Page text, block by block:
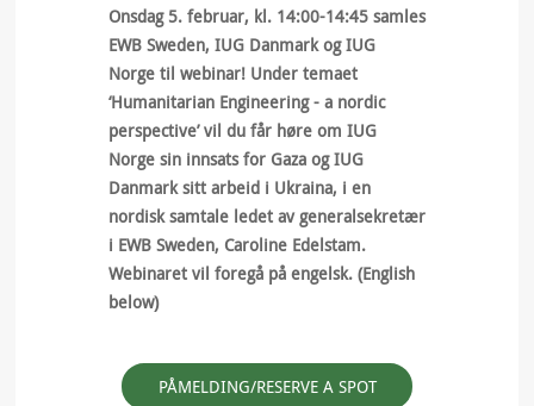
Onsdag 5. februar, kl. 14:00-14:45 samles
EWB Sweden, IUG Danmark og IUG
Norge til webinar! Under temaet
‘Humanitarian Engineering - a nordic
perspective’ vil du får høre om IUG
Norge sin innsats for Gaza og IUG
Danmark sitt arbeid i Ukraina, i en
nordisk samtale ledet av generalsekretær
i EWB Sweden, Caroline Edelstam.
Webinaret vil foregå på engelsk. (English
below)
PÅMELDING/RESERVE A SPOT